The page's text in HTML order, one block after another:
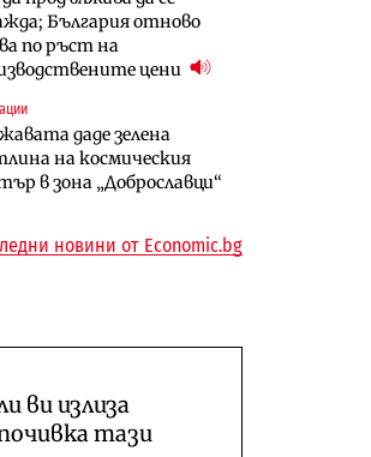
България отново
по ръст на
цени
даде зелена
на космическия
в зона „Доброславци“
си
в лева: Каквокомпании и
интегратори
новини от Economic.bg
ви излиза
тази